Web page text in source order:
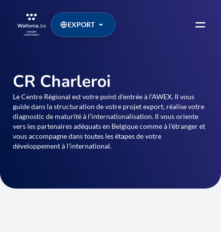
EXPORT
CR Charleroi
Le Centre Régional est votre point d’entrée à l’AWEX. Il vous
guide dans la structuration de votre projet export, réalise votre
diagnostic de maturité à l’internationalisation. Il vous oriente
vers les partenaires adéquats en Belgique comme à l’étranger et
vous accompagne dans toutes les étapes de votre
développement à l’international.